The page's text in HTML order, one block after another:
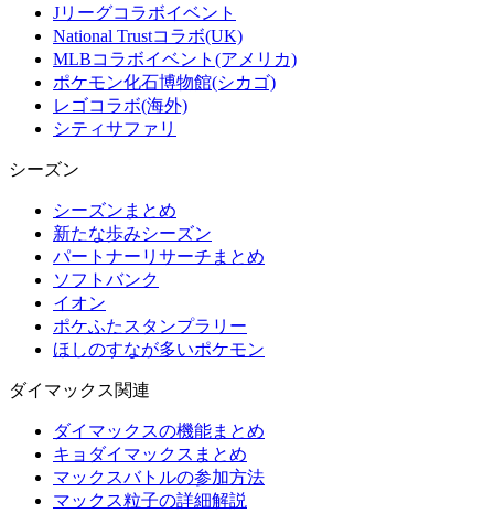
Jリーグコラボイベント
National Trustコラボ(UK)
MLBコラボイベント(アメリカ)
ポケモン化石博物館(シカゴ)
レゴコラボ(海外)
シティサファリ
シーズン
シーズンまとめ
新たな歩みシーズン
パートナーリサーチまとめ
ソフトバンク
イオン
ポケふたスタンプラリー
ほしのすなが多いポケモン
ダイマックス関連
ダイマックスの機能まとめ
キョダイマックスまとめ
マックスバトルの参加方法
マックス粒子の詳細解説